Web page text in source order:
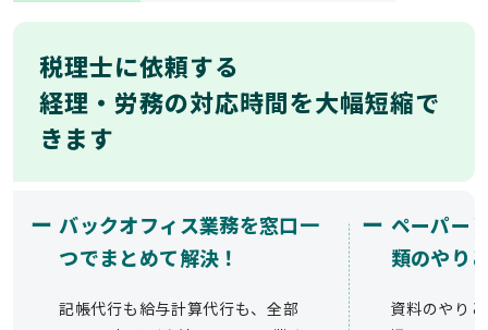
税理士に依頼する
経理・労務の対応時間を大幅短縮で
きます
ー バックオフィス業務を窓口一
つでまとめて解決！
記帳代行も給与計算代行も、全部
ー ペーパー
類のやり
資料のやり